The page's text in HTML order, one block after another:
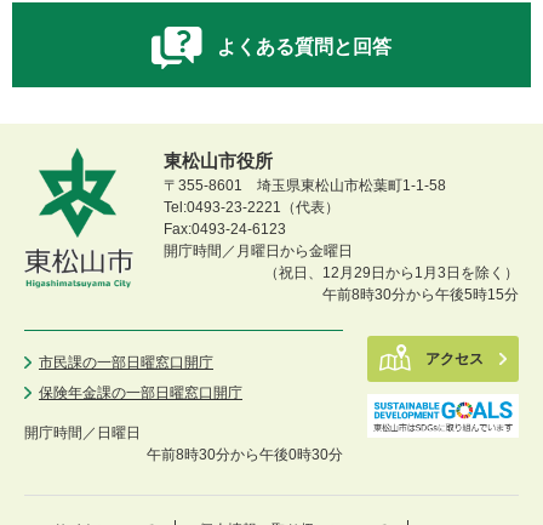
よくある質問と回答
東松山市役所
〒355-8601 埼玉県東松山市松葉町1-1-58
Tel:0493-23-2221（代表）
Fax:0493-24-6123
開庁時間／月曜日から金曜日
（祝日、12月29日から1月3日を除く）
午前8時30分から午後5時15分
市民課の一部日曜窓口開庁
保険年金課の一部日曜窓口開庁
開庁時間／ 日曜日
午前8時30分から午後0時30分
アクセス